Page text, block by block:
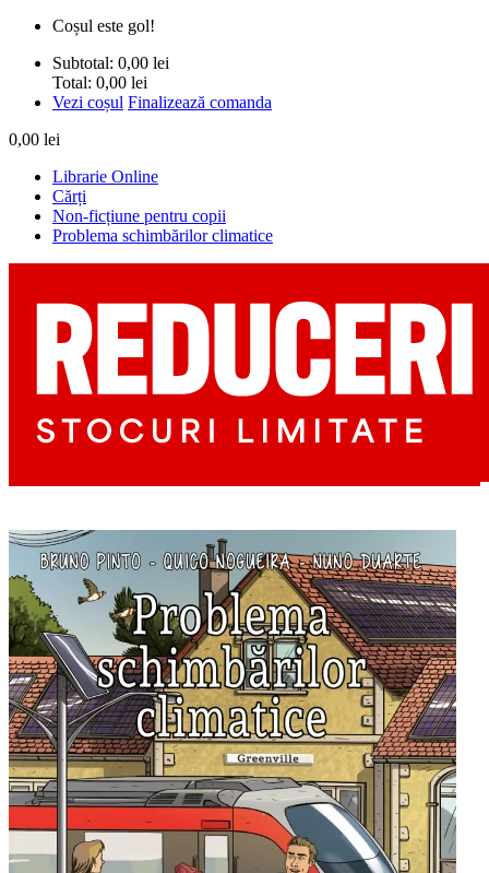
Coșul este gol!
Subtotal: 0,00 lei
Total: 0,00 lei
Vezi coșul Finalizează comanda
0,00 lei
Librarie Online
Cărți
Non-ficțiune pentru copii
Problema schimbărilor climatice